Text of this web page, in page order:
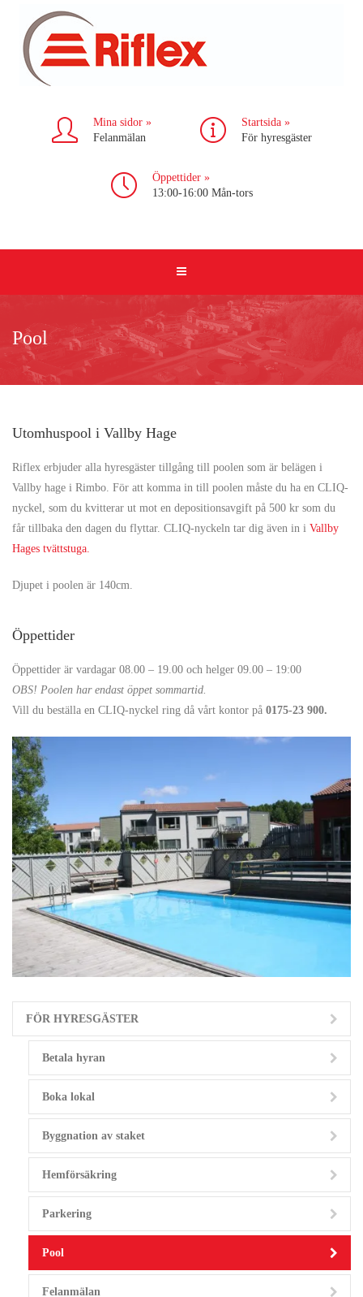
Mina sidor »
Felanmälan
Startsida »
För hyresgäster
Öppettider »
13:00-16:00 Mån-tors
Pool
Utomhuspool i Vallby Hage
Riflex erbjuder alla hyresgäster tillgång till poolen som är belägen i
Vallby hage i Rimbo. För att komma in till poolen måste du ha en CLIQ-
nyckel, som du kvitterar ut mot en depositionsavgift på 500 kr som du
får tillbaka den dagen du flyttar. CLIQ-nyckeln tar dig även in i Vallby
Hages tvättstuga.
Djupet i poolen är 140cm.
Öppettider
Öppettider är vardagar 08.00 – 19.00 och helger 09.00 – 19:00
OBS! Poolen har endast öppet sommartid.
Vill du beställa en CLIQ-nyckel ring då vårt kontor på 0175-23 900.
FÖR HYRESGÄSTER
Betala hyran
Boka lokal
Byggnation av staket
Hemförsäkring
Parkering
Pool
Felanmälan